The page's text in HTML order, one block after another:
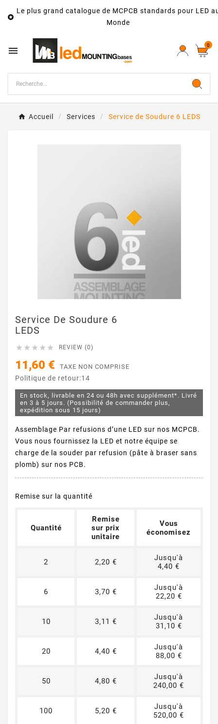

Le plus grand catalogue de MCPCB standards pour LED
Monde
 0
Accueil Services Service de Soudure 6 LEDS
Service De Soudure 6
LEDS
     REVIEW (0)
11,60 € TAXE NON COMPRISE
Politique de retour:14
En stock, livrable en 24 ou 48h avec supplément*. Livré
en 3 à 5 jours. (Possibilité de commander plus,
expédition sous 15 jours)
Assemblage Par refusions d’une LED sur nos MCPCB.
Vous nous fournissez la LED et notre équipe se
charge de la souder par refusion (pâte à braser sans
plomb) sur nos PCB.
Remise sur la quantité
Quantité
Remise
sur prix
unitaire
Vous
économisez
2 2,20 €
Jusqu'à
4,40 €
6 3,70 €
Jusqu'à
22,20 €
10 3,11 €
Jusqu'à
31,10 €
20 4,40 €
Jusqu'à
88,00 €
50 4,80 €
Jusqu'à
240,00 €
100 5,20 €
Jusqu'à
520,00 €